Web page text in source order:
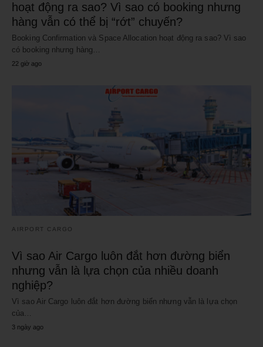
hoạt động ra sao? Vì sao có booking nhưng
hàng vẫn có thể bị “rớt” chuyến?
Booking Confirmation và Space Allocation hoạt động ra sao? Vì sao
có booking nhưng hàng…
22 giờ ago
AIRPORT CARGO
Vì sao Air Cargo luôn đắt hơn đường biển
nhưng vẫn là lựa chọn của nhiều doanh
nghiệp?
Vì sao Air Cargo luôn đắt hơn đường biển nhưng vẫn là lựa chọn
của…
3 ngày ago